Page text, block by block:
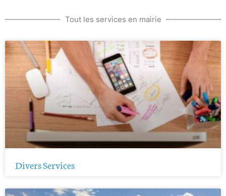
Tout les services en mairie
Divers Services